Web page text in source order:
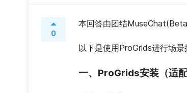
0
本回答由团结
以下是使用ProGrids进行场
一、ProGrids安装（适